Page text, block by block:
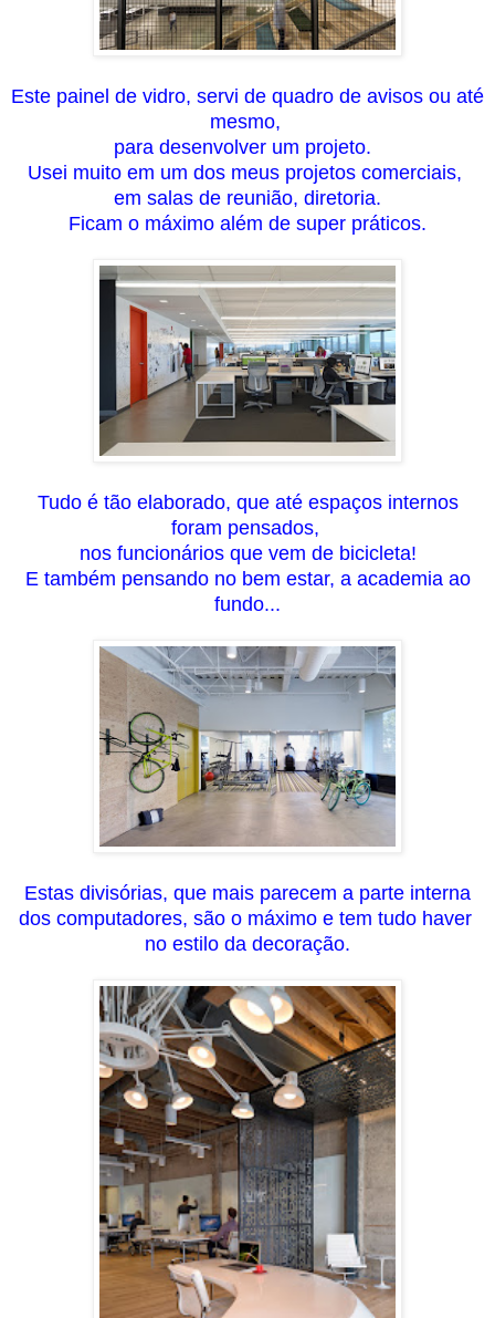
Este painel de vidro, servi de quadro de avisos ou até
mesmo,
para desenvolver um projeto.
Usei muito em um dos meus projetos comerciais,
em salas de reunião, diretoria.
Ficam o máximo além de super práticos.
Tudo é tão elaborado, que até espaços internos
foram pensados,
nos funcionários que vem de bicicleta!
E também pensando no bem estar, a academia ao
fundo...
Estas divisórias, que mais parecem a parte interna
dos computadores, são o máximo e tem tudo haver
no estilo da decoração.